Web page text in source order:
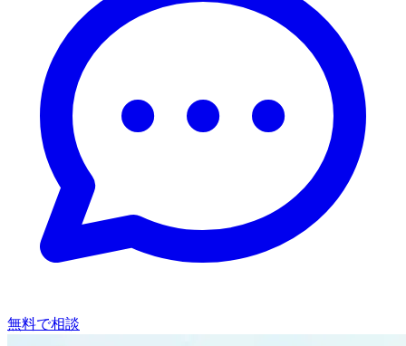
無料で相談